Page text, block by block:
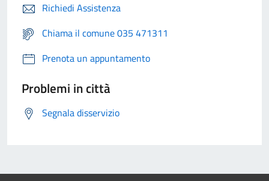
Richiedi Assistenza
Chiama il comune 035 471311
Prenota un appuntamento
Problemi in città
Segnala disservizio